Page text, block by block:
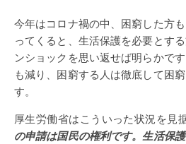
今年はコロナ禍の中、困窮した方も多いと思います。こうな
ってくると、生活保護を必要とす
ンショックを思い返せば明らかで
も減り、困窮する人は徹底して困
す。
厚生労働省はこういった状況を見
の申請は国民の権利です。生活保